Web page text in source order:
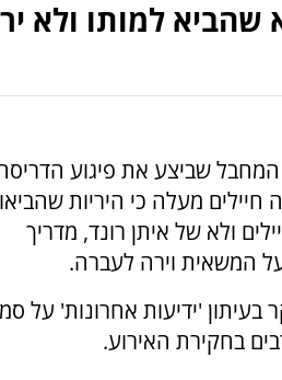
שהביא למותו
המחבל שביצע את פיגוע
מעלה כי היריות שהביאו
ולא של איתן רונד, מדריך
המשאית וירה לעברה.
בעיתון 'ידיעות אחרונות' על
בחקירת האירוע.